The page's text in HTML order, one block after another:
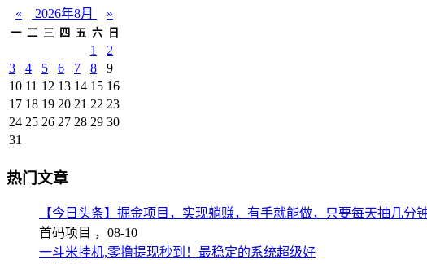
« 2026年8月 »
一 二 三 四 五 六 日
1
2
3
4 5 6 7 8
9
10 11 12 13 14 15 16
17 18 19 20 21 22 23
24 25 26 27 28 29 30
31
热门文章
【今日头条】掘金项目，实现躺赚，有手就能做，只要每天抽几分
首码项目 ， 08-10
一斗米挂机,零撸提现秒到！最稳定的系统超级好